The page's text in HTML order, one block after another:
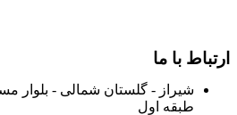
ارتباط با ما
شیراز - گلستان شمالی - بلوار
طبقه اول